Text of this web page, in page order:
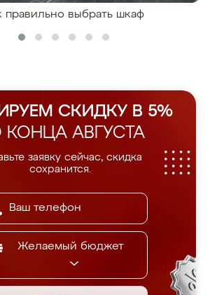
правильно выбрать шкаф
СКИДКУ В 5%
КОНЦА АВГУСТА
заявку сейчас, скидка
сохранится.
Желаемый бюджет